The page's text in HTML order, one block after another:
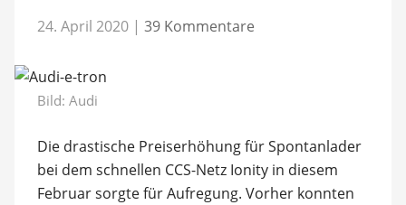
24. April 2020 | 39 Kommentare
Bild: Audi
Die drastische Preiserhöhung für Spontanlader
bei dem schnellen CCS-Netz Ionity in diesem
Februar sorgte für Aufregung. Vorher konnten